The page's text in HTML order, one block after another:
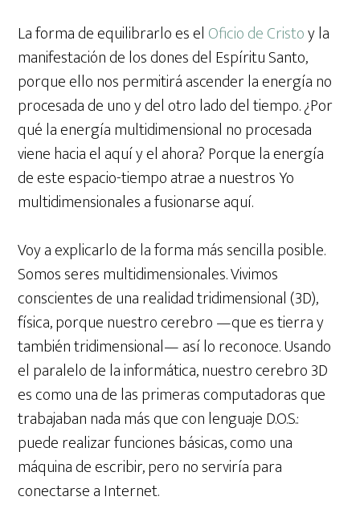
La forma de equilibrarlo es el Oficio de Cristoy la
manifestación de los dones del Espíritu Santo,
porque ello nos permitirá ascender la energía no
procesada de uno y del otro lado del tiempo. ¿Por
qué la energía multidimensional no procesada
viene hacia el aquí y el ahora? Porque la energía
de este espacio-tiempo atrae a nuestros Yo
multidimensionales a fusionarse aquí.
Voy a explicarlo de la forma más sencilla posible.
Somos seres multidimensionales. Vivimos
conscientes de una realidad tridimensional (3D),
física, porque nuestro cerebro —que es tierra y
también tridimensional— así lo reconoce. Usando
el paralelo de la informática, nuestro cerebro 3D
es como una de las primeras computadoras que
trabajaban nada más que con lenguaje D.O.S.:
puede realizar funciones básicas, como una
máquina de escribir, pero no serviría para
conectarse a Internet.